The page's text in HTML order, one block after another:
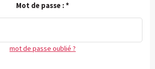
Mot de passe :*
mot de passe oublié ?